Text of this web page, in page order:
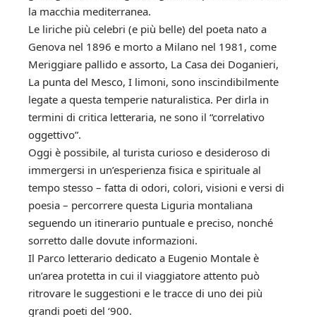
la macchia mediterranea.
Le liriche più celebri (e più belle) del poeta nato a
Genova nel 1896 e morto a Milano nel 1981, come
Meriggiare pallido e assorto, La Casa dei Doganieri,
La punta del Mesco, I limoni, sono inscindibilmente
legate a questa temperie naturalistica. Per dirla in
termini di critica letteraria, ne sono il “correlativo
oggettivo”.
Oggi è possibile, al turista curioso e desideroso di
immergersi in un’esperienza fisica e spirituale al
tempo stesso – fatta di odori, colori, visioni e versi di
poesia – percorrere questa Liguria montaliana
seguendo un itinerario puntuale e preciso, nonché
sorretto dalle dovute informazioni.
Il Parco letterario dedicato a Eugenio Montale è
un’area protetta in cui il viaggiatore attento può
ritrovare le suggestioni e le tracce di uno dei più
grandi poeti del ‘900.